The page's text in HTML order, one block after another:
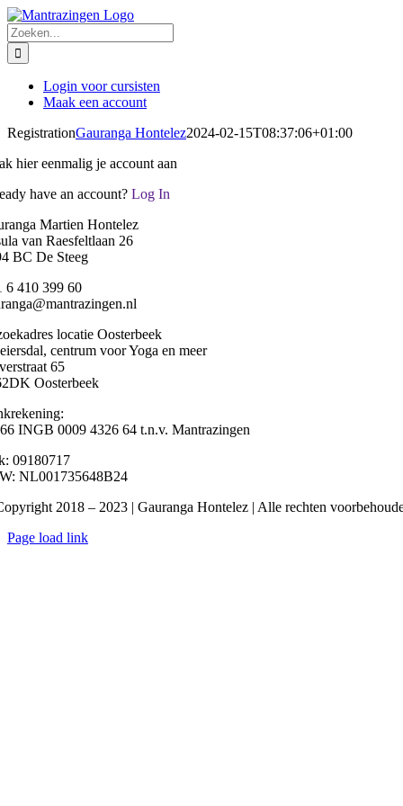
Ga
naar
inhoud
Zoeken
naar:
Login voor cursisten
Maak een account
RegistrationGauranga Hontelez2024-02-15T08:37:06+01:00
hier eenmalig je account aan
have an account? Log In
Martien Hontelez
van Raesfeltlaan 26
BC De Steeg
6 410 399 60
locatie Oosterbeek
centrum voor Yoga en meer
65
Oosterbeek
INGB 0009 4326 64 t.n.v. Mantrazingen
09180717
NL001735648B24
2018 – 2023 | Gauranga Hontelez | Alle rechten
Page load link